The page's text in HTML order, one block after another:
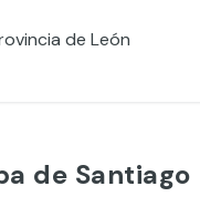
de León
de Santiago